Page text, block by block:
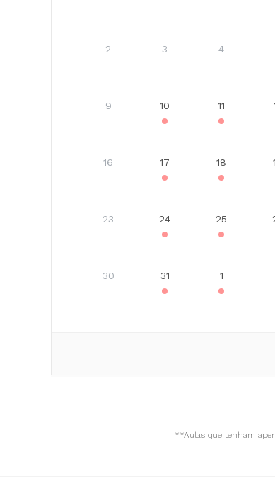
2 3 4
9 10 11
16 17 18
23 24 25
30 31 1
**Aulas que tenham